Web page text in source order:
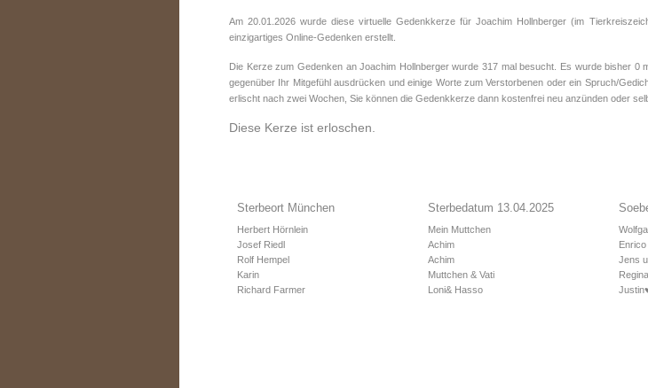
Am 20.01.2026 wurde diese virtuelle Gedenkkerze für Joachim Hollnberger (im
einzigartiges Online-Gedenken erstellt.
Die Kerze zum Gedenken an Joachim Hollnberger wurde 317 mal besucht. Es wurde bisher 0
gegenüber Ihr Mitgefühl ausdrücken und einige Worte zum Verstorbenen oder ein Spruch/
erlischt nach zwei Wochen, Sie können die Gedenkkerze dann kostenfrei neu anzünden oder
Diese Kerze ist erloschen.
Sterbeort München
Herbert Hörnlein
Josef Riedl
Rolf Hempel
Karin
Richard Farmer
Sterbedatum 13.04.2025
Mein Muttchen
Achim
Achim
Muttchen & Vati
Loni& Hasso
Enrico
Jens